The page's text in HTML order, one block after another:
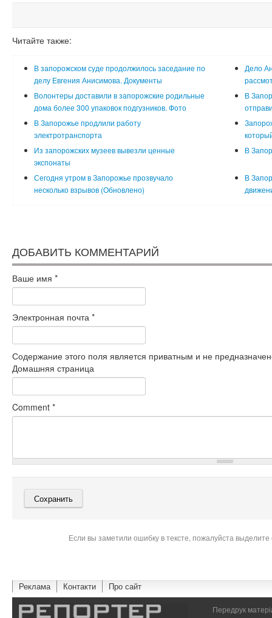
Читайте также:
В запорожском суде продолжилось заседание по
делу Евгения Анисимова. Документы
Дело
Волонтеры доставили в запорожские родильные
дома более 300 упаковок подгузников. Фото
В
В Запорожье продлили работу
электротранспорта
Из запорожских музеев вывезли ценные
экспонаты
В
Сегодня утром в Запорожье прозвучало
несколько взрывов (Обновлено)
В
ДОБАВИТЬ КОММЕНТАРИЙ
Ваше имя *
Электронная почта *
Содержание этого поля является приватным и не
Домашняя страница
Comment *
Если вы заметили ошибку в тексте, пожалуйста
Реклама Контакти Про сайт
Передрук